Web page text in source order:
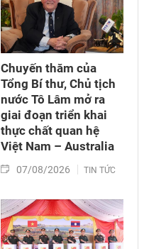
vô tuyến điện,
dịch điện tử và Luật
đó, Quốc hội thảo
Chuyến thăm của
Tổng Bí thư, Chủ tịch
nước Tô Lâm mở ra
giai đoạn triển khai
thực chất quan hệ
Việt Nam – Australia
07/08/2026 TIN TỨC